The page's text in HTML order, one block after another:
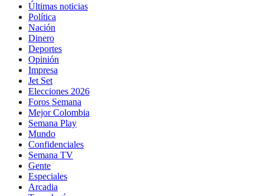
Últimas noticias
Política
Nación
Dinero
Deportes
Opinión
Impresa
Jet Set
Elecciones 2026
Foros Semana
Mejor Colombia
Semana Play
Mundo
Confidenciales
Semana TV
Gente
Especiales
Arcadia